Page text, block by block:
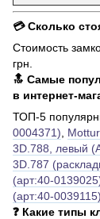
💳 Сколько
Стоимость
грн.
🔝 Самые
в интернет-
ТОП-5
0004371)
3D.788, левый
3D.787
(арт:40-
(арт:40-0039115)
❓ Какие типы